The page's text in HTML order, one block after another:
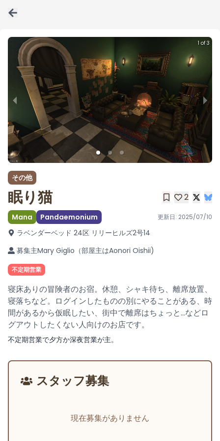
1 of 3
その他
眠り猫 2
Mana Pandaemonium 更新日: 2025/07/10
ラベンダーベッド 24区 リリーヒルズ2号14
募集主Mary Giglio（部屋主はAonori Oishii)
不定期営業
寝床ありの冒険者のお宿。休憩、シャキ待ち、離席放置、
寝落ちなど。ログインしたものの別にやることがある、時
間があるから仮眠したい、街中で離席はちょっと…などロ
グアウトしたくない人向けのお店です。
不定期営業で夕方か深夜営業が主。
スタッフ募集
現在募集がありません